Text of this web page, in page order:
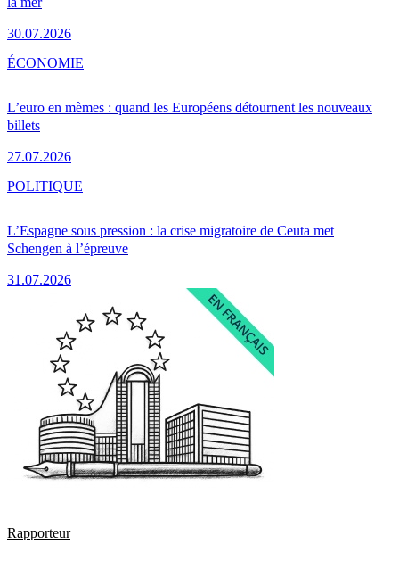
30.07.2026
L’euro en mèmes : quand les Européens détournent les nouveaux
billets
27.07.2026
ÉCONOMIE
L’Espagne sous pression : la crise migratoire de Ceuta met
Schengen à l’épreuve
31.07.2026
POLITIQUE
Rapporteur